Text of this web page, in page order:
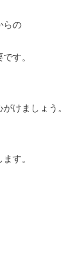
らの
す。
けましょう。
す。